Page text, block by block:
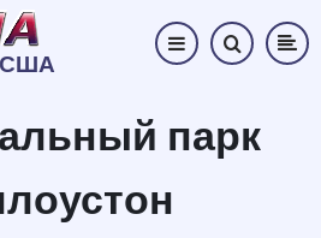
парк